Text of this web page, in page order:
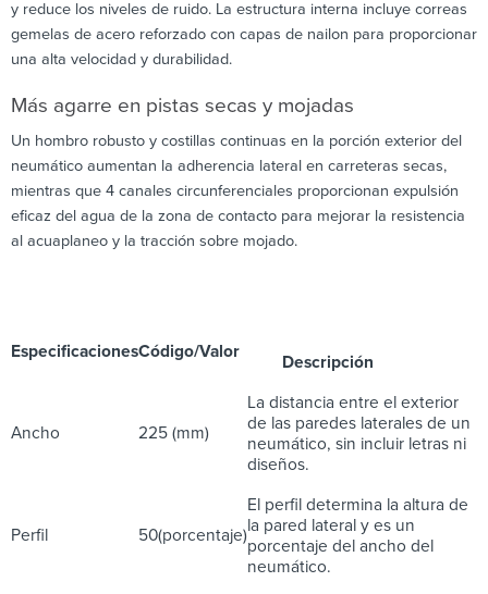
y reduce los niveles de ruido. La estructura interna incluye correas
gemelas de acero reforzado con capas de nailon para proporcionar
una alta velocidad y durabilidad.
Más agarre en pistas secas y mojadas
Un hombro robusto y costillas continuas en la porción exterior del
neumático aumentan la adherencia lateral en carreteras secas,
mientras que 4 canales circunferenciales proporcionan expulsión
eficaz del agua de la zona de contacto para mejorar la resistencia
al acuaplaneo y la tracción sobre mojado.
EspecificacionesCódigo/Valor
Descripción
Ancho 225 (mm)
La distancia entre el exterior
de las paredes laterales de un
neumático, sin incluir letras ni
diseños.
Perfil 50(porcentaje)
El perfil determina la altura de
la pared lateral y es un
porcentaje del ancho del
neumático.